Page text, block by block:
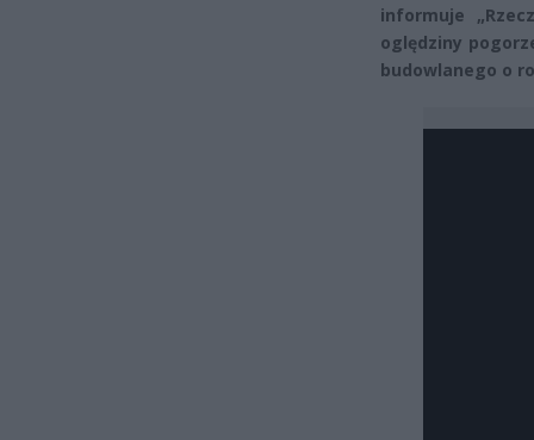
informuje
oględziny
budowlanego o